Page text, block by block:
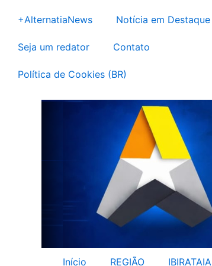
para
conteúdo
+AlternatiaNews Notícia em Destaque
Seja um redator Contato
Política de Cookies (BR)
Início REGIÃO IBIRATAIA